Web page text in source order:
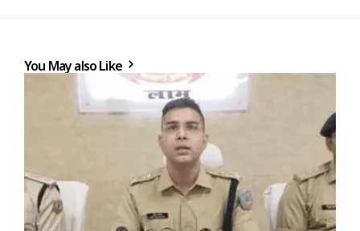
You May also Like